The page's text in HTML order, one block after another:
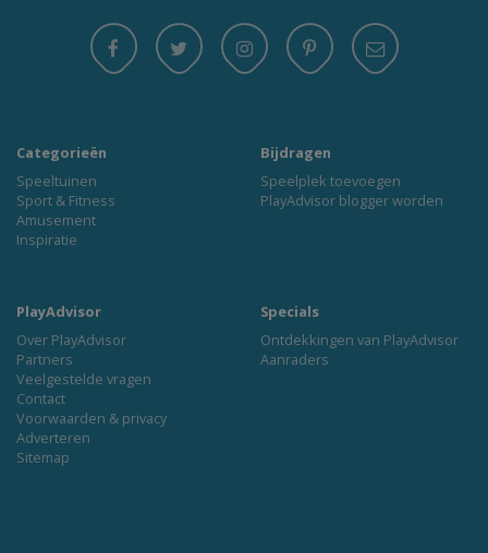
Categorieën
Speeltuinen
Sport & Fitness
Amusement
Inspiratie
Bijdragen
Speelplek toevoegen
PlayAdvisor blogger worden
PlayAdvisor
Over PlayAdvisor
Partners
Veelgestelde vragen
Contact
Voorwaarden & privacy
Adverteren
Sitemap
Specials
Ontdekkingen van PlayAdvisor
Aanraders